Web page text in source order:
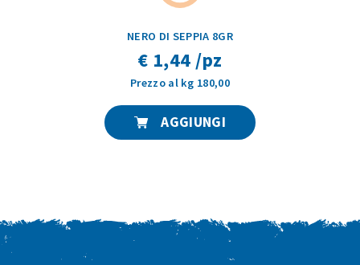
NERO DI SEPPIA 8GR
€ 1,44 /pz
Prezzo al kg 180,00
AGGIUNGI